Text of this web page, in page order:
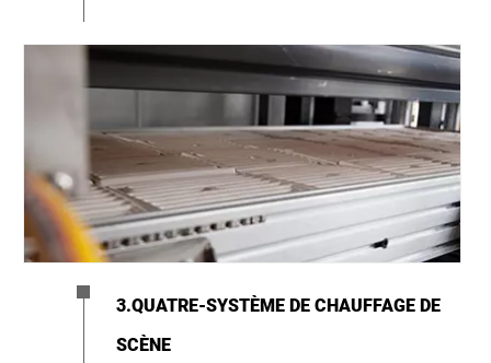
3.QUATRE-SYSTÈME DE CHAUFFAGE DE
SCÈNE